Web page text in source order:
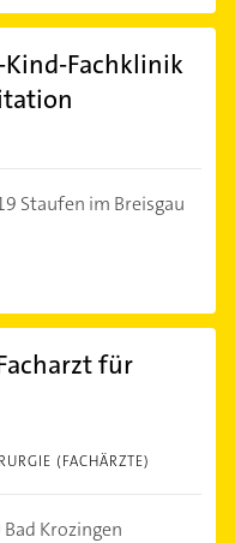
Fachklinik
Staufen im Breisgau
für
(FACHÄRZTE)
Krozingen